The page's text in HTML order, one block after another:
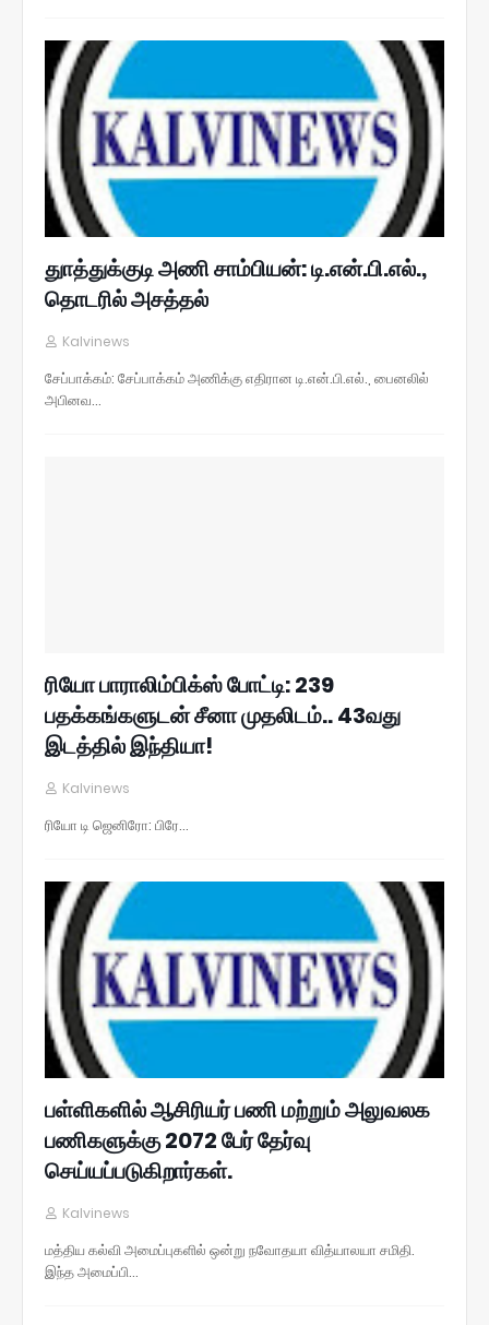
துாத்துக்குடி அணி சாம்பியன்: டி.என்.பி.எல்.,
தொடரில் அசத்தல்
Kalvinews
சேப்பாக்கம்: சேப்பாக்கம் அணிக்கு எதிரான டி.என்.பி.எல்., பைனலில்
அபினவ…
ரியோ பாராலிம்பிக்ஸ் போட்டி: 239
பதக்கங்களுடன் சீனா முதலிடம்.. 43வது
இடத்தில் இந்தியா!
Kalvinews
ரியோ டி ஜெனிரோ: பிரே…
பள்ளிகளில் ஆசிரியர் பணி மற்றும் அலுவலக
பணிகளுக்கு 2072 பேர் தேர்வு
செய்யப்படுகிறார்கள்.
Kalvinews
மத்திய கல்வி அமைப்புகளில் ஒன்று நவோதயா வித்யாலயா சமிதி.
இந்த அமைப்பி…